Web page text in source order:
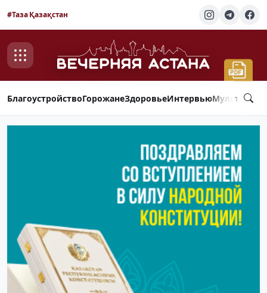
#Таза Қазақстан
БлагоустройствоГорожанеЗдоровьеИнтервью